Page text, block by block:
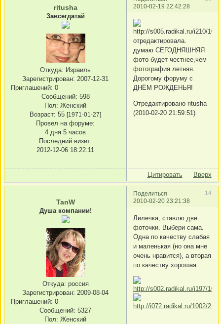
2010-02-19 22:42:28
ritusha
Завсегдатай
Откуда: Израиль
Зарегистрирован: 2007-12-31
Приглашений: 0
Сообщений: 598
Пол: Женский
Возраст: 55 [1971-01-27]
Провел на форуме:
4 дня 5 часов
Последний визит:
2012-12-06 18:22:11
отредактировала.
думаю СЕГОДНЯШНЯЯ
фото будет честнее,чем
фотография летняя.
Дорогому форуму с
ДНЁМ РОЖДЕНЬЯ!
Отредактировано ritusha
(2010-02-20 21:59:51)
Цитировать Вверх
Поделиться
14
2010-02-20 23:21:38
TanW
Душа компании!
Откуда: россия
Зарегистрирован: 2009-08-04
Приглашений: 0
Сообщений: 5327
Пол: Женский
Лилечка, ставлю две
фоточки. Выбери сама.
Одна по качеству слабая
и маленькая (но она мне
очень нравится), а вторая
по качеству хорошая.